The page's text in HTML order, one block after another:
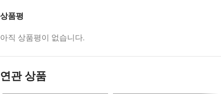
상품평
아직 상품평이 없습니다.
연관 상품